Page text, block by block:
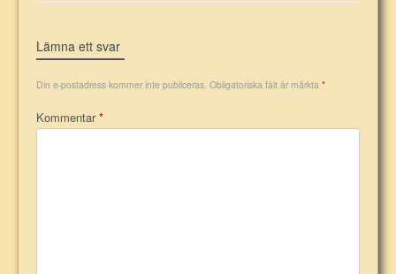
Lämna ett svar
Din e-postadress kommer inte publiceras. Obligatoriska fält är märkta *
Kommentar*